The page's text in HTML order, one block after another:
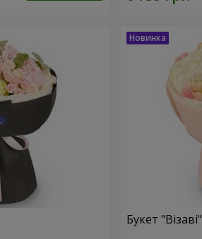
Букет "Візаві"